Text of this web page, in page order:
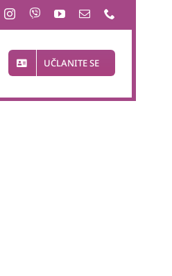
UČLANITE SE